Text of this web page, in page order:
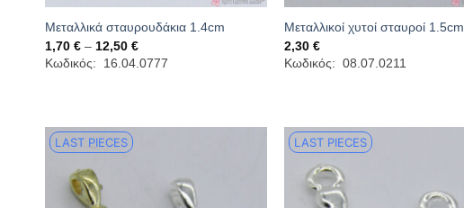
Μεταλλικά σταυρουδάκια 1.4cm
1,70 € – 12,50 €Price
range:
1,70 €
Κωδικός: 16.04.0777
Μεταλλικοί χυτοί σταυροί 1.5cm
2,30€
Κωδικός: 08.07.0211
LAST PIECES LAST PIECES